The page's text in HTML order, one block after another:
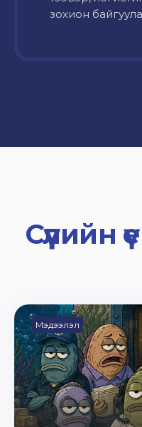
зохион
Сүүлийн
Мэдээлэл